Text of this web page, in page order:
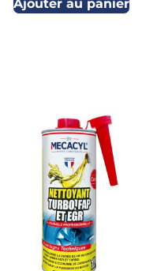
Ajouter au panier